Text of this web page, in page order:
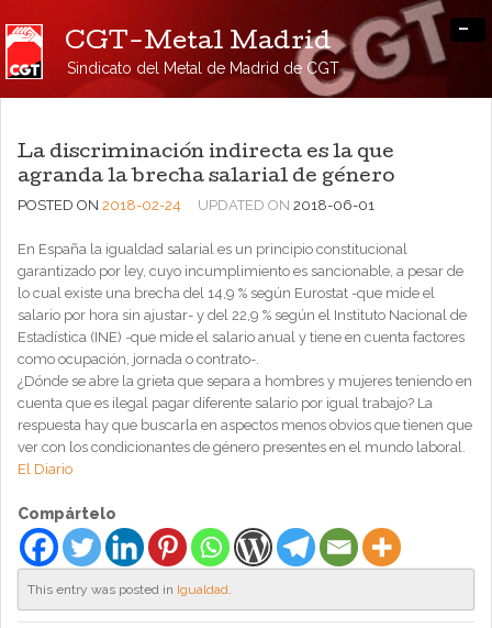
CGT-Metal Madrid
Sindicato del Metal de Madrid de CGT
-
La discriminación indirecta es la que
agranda la brecha salarial de género
POSTED ON 2018-02-24 UPDATED ON 2018-06-01
En España la igualdad salarial es un principio constitucional
garantizado por ley, cuyo incumplimiento es sancionable, a pesar de
lo cual existe una brecha del 14,9 % según Eurostat -que mide el
salario por hora sin ajustar- y del 22,9 % según el Instituto Nacional de
Estadística (INE) -que mide el salario anual y tiene en cuenta factores
como ocupación, jornada o contrato-.
¿Dónde se abre la grieta que separa a hombres y mujeres teniendo en
cuenta que es ilegal pagar diferente salario por igual trabajo? La
respuesta hay que buscarla en aspectos menos obvios que tienen que
ver con los condicionantes de género presentes en el mundo laboral.
El Diario
Compártelo
This entry was posted in Igualdad.